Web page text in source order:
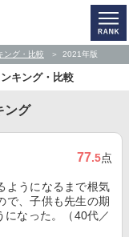
ング・比較 2021年版
キング・比較
ング
77.5点
ようになるまで根気
で、子供も先生の期
になった。（40代／